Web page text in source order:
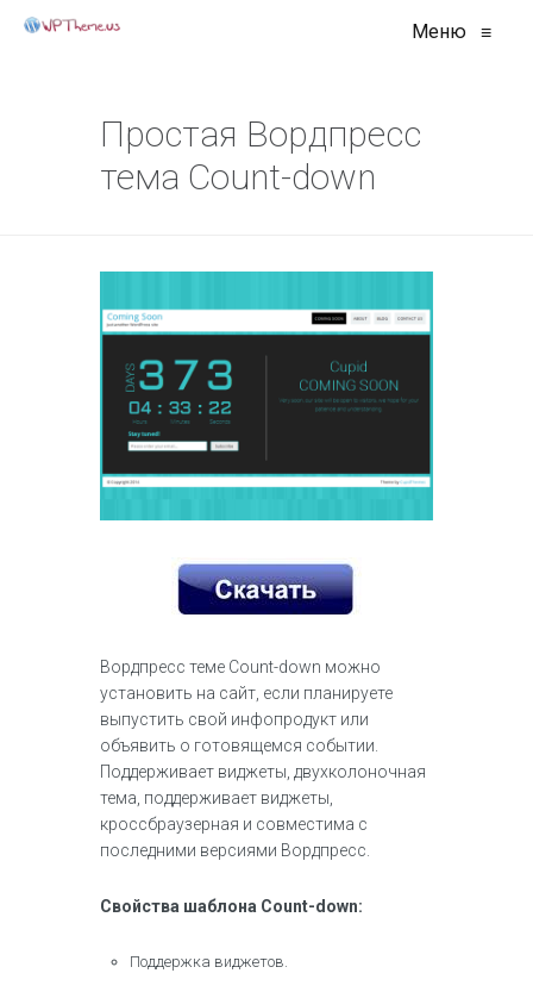
Меню ≡
Простая Вордпресс
тема Count-down
Вордпресс темe Count-down можно
установить на сайт, если планируете
выпустить свой инфопродукт или
объявить о готовящемся событии.
Поддерживает виджеты, двухколоночная
тема, поддерживает виджеты,
кроссбраузерная и совместима с
последними версиями Вордпресс.
Свойства шаблона Count-down:
Поддержка виджетов.